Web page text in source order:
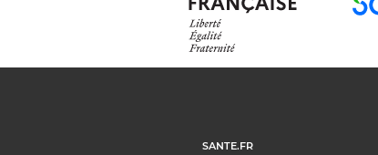
SANTE.FR